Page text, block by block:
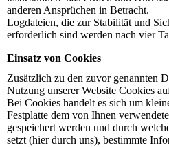
anderen Ansprüchen in Betracht.
Logdateien, die zur Stabilität und
erforderlich sind werden nach vier
Einsatz von Cookies
Zusätzlich zu den zuvor genannten
Nutzung unserer Website Cookies
Bei Cookies handelt es sich um
Festplatte dem von Ihnen
gespeichert werden und durch
setzt (hier durch uns), bestimmte